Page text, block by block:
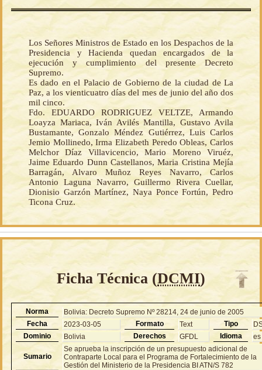
Los Señores Ministros de Estado en los Despachos de la
Presidencia y Hacienda quedan encargados de la
ejecución y cumplimiento del presente Decreto
Supremo.
Es dado en el Palacio de Gobierno de la ciudad de La
Paz, a los vienticuatro días del mes de junio del año dos
mil cinco.
Fdo. EDUARDO RODRIGUEZ VELTZE, Armando
Loayza Mariaca, Iván Avilés Mantilla, Gustavo Avila
Bustamante, Gonzalo Méndez Gutiérrez, Luis Carlos
Jemio Mollinedo, Irma Elizabeth Peredo Obleas, Carlos
Melchor Díaz Villavicencio, Mario Moreno Viruéz,
Jaime Eduardo Dunn Castellanos, Maria Cristina Mejía
Barragán, Alvaro Muñoz Reyes Navarro, Carlos
Antonio Laguna Navarro, Guillermo Rivera Cuellar,
Dionisio Garzón Martínez, Naya Ponce Fortún, Pedro
Ticona Cruz.
Ficha Técnica (DCMI)
Norma
Bolivia: Decreto Supremo Nº 28214, 24 de junio de 2005
Fecha
2023-03-05 Formato Text Tipo
Dominio
Bolivia Derechos GFDL Idioma es
Sumario
Se aprueba la inscripción de un presupuesto adicional de
Contraparte Local para el Programa de Fortalecimiento de la
Gestión del Ministerio de la Presidencia BI ATN/S 782